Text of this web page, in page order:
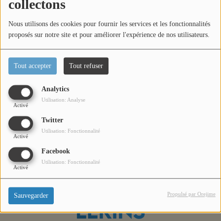
collectons
Nous utilisons des cookies pour fournir les services et les fonctionnalités
proposés sur notre site et pour améliorer l'expérience de nos utilisateurs.
Tout accepter Tout refuser
Analytics
Activé
Utilisation: Analyse
Twitter
Activé
Utilisation: Fonctionnalité
Facebook
Activé
Utilisation: Fonctionnalité
Sauvegarder Propulsé par Orejime
Podcasts
Jeu concours
Contactez-nous
Oups, vous avez
rencontré une erreur.
Il semble que la page que vous recherchez n’existe plus.